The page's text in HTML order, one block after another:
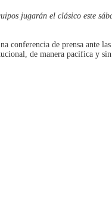
jugarán el clásico este
conferencia de prensa ante las
de manera pacífica y